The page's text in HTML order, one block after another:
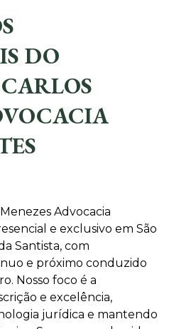
DO
Advocacia
e exclusivo em São
Santista, com
e próximo conduzido
Nosso foco é a
e excelência,
jurídica e mantendo